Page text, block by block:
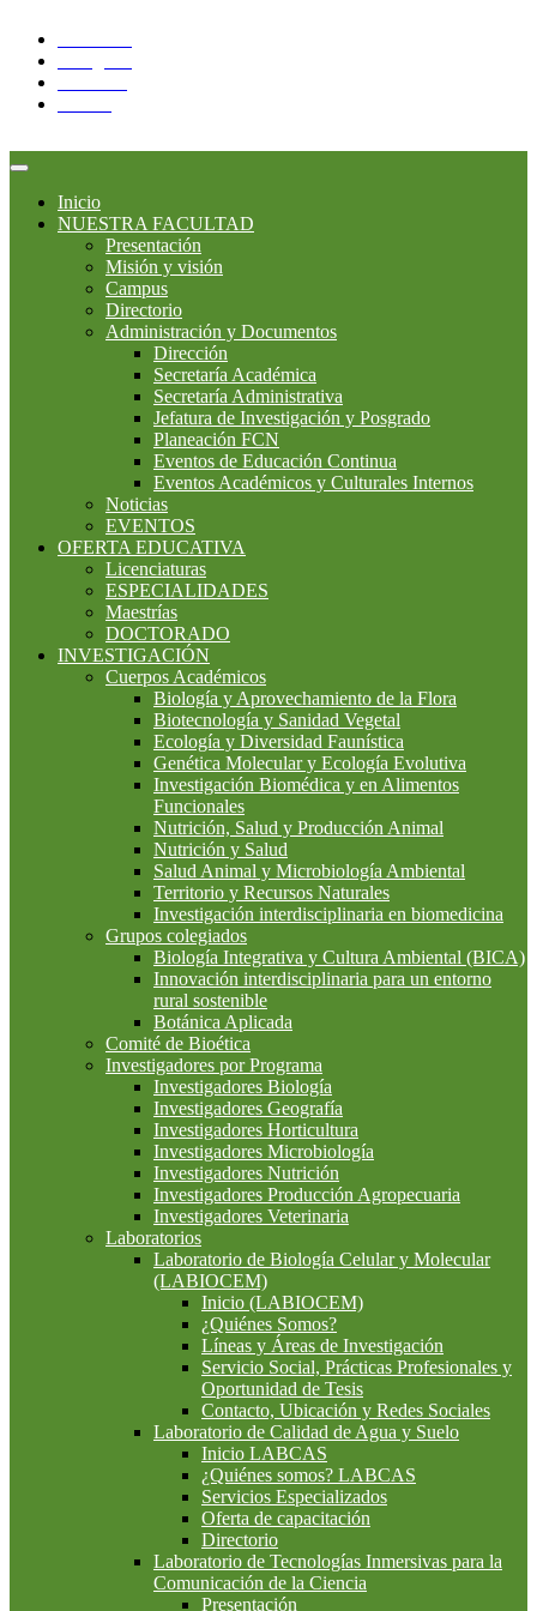
Inicio
NUESTRA FACULTAD
Presentación
Misión y visión
Campus
Directorio
Administración y Documentos
Dirección
Secretaría Académica
Secretaría Administrativa
Jefatura de Investigación y Posgrado
Planeación FCN
Eventos de Educación Continua
Eventos Académicos y Culturales Internos
Noticias
EVENTOS
OFERTA EDUCATIVA
Licenciaturas
ESPECIALIDADES
Maestrías
DOCTORADO
INVESTIGACIÓN
Cuerpos Académicos
Biología y Aprovechamiento de la Flora
Biotecnología y Sanidad Vegetal
Ecología y Diversidad Faunística
Genética Molecular y Ecología Evolutiva
Investigación Biomédica y en Alimentos
Funcionales
Nutrición, Salud y Producción Animal
Nutrición y Salud
Salud Animal y Microbiología Ambiental
Territorio y Recursos Naturales
Investigación interdisciplinaria en biomedicina
Grupos colegiados
Biología Integrativa y Cultura Ambiental (BICA)
Innovación interdisciplinaria para un entorno
rural sostenible
Botánica Aplicada
Comité de Bioética
Investigadores por Programa
Investigadores Biología
Investigadores Geografía
Investigadores Horticultura
Investigadores Microbiología
Investigadores Nutrición
Investigadores Producción Agropecuaria
Investigadores Veterinaria
Laboratorios
Laboratorio de Biología Celular y Molecular
(LABIOCEM)
Inicio (LABIOCEM)
¿Quiénes Somos?
Líneas y Áreas de Investigación
Servicio Social, Prácticas Profesionales y
Oportunidad de Tesis
Contacto, Ubicación y Redes Sociales
Laboratorio de Calidad de Agua y Suelo
Inicio LABCAS
¿Quiénes somos? LABCAS
Servicios Especializados
Oferta de capacitación
Directorio
Laboratorio de Tecnologías Inmersivas para la
Comunicación de la Ciencia
Presentación